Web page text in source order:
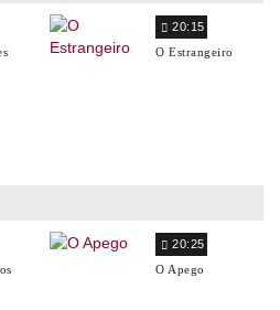
20:15
O Estrangeiro
20:25
O Apego